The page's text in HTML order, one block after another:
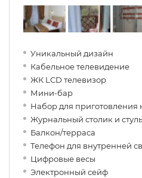
Уникальный дизайн
Кабельное телевидение
ЖК LCD телевизор
Мини-бар
Набор для приготовления
Журнальный столик и
Балкон/терраса
Телефон для внутренней
Цифровые весы
Электронный сейф